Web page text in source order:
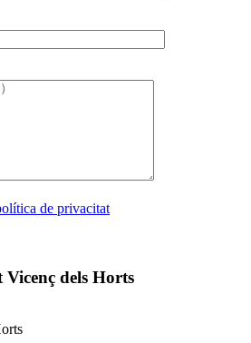
de privacitat
dels Horts